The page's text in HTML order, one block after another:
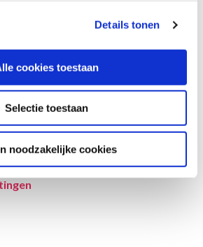
Details tonen
cookies toestaan
Selectie toestaan
noodzakelijke cookies